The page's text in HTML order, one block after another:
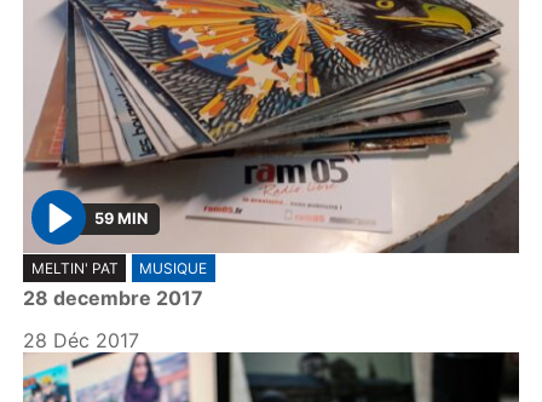
P
l
a
y
59 MIN
MELTIN' PAT MUSIQUE
28 decembre 2017
28 Déc 2017